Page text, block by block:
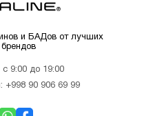
и БАДов от лучших
с 9:00 до 19:00
+998 90 906 69 99